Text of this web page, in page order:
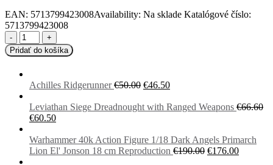
EAN: 5713799423008Availability: Na sklade Katalógové číslo:
5713799423008
-
+
Pridať do košíka
Achilles Ridgerunner €50.00 Pôvodná
bola:
€46.50Aktuálna
je:
Leviathan Siege Dreadnought with Ranged Weapons €66.60
Pôvodná
bola:
€66.60.
€60.50Aktuálna
je:
€60.50.
Warhammer 40k Action Figure 1/18 Dark Angels Primarch
Lion El' Jonson 18 cm Reproduction €190.00 Pôvodná
€176.00Aktuálna